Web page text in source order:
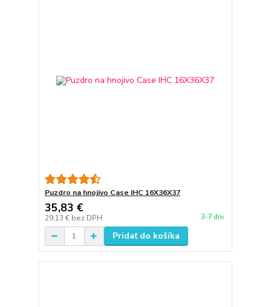
Puzdro na hnojivo Case IHC 16X36X37
35,83 €
29,13 € bez DPH 3-7 dni
Pridať do košíka